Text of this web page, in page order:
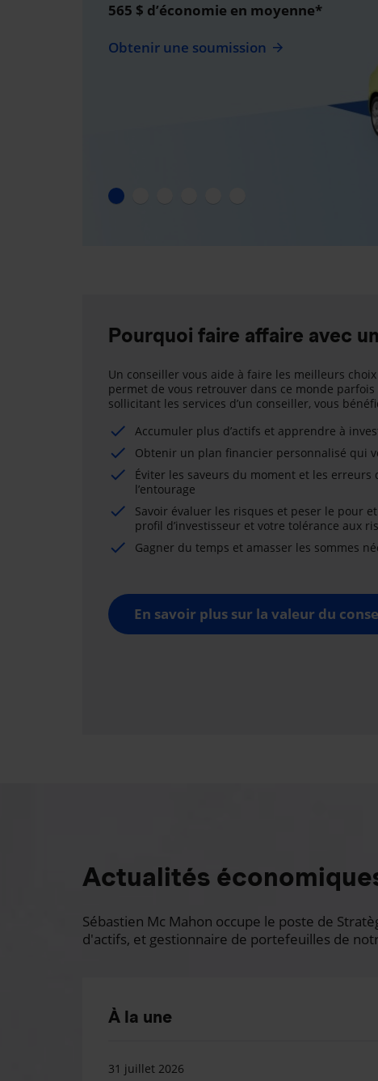
565 $ d’économie en moyenne*
Obtenir une soumission
Pourquoi faire affaire avec
Un conseiller vous aide à faire les meilleurs
permet de vous retrouver dans ce monde
sollicitant les services d’un conseiller, vous
Accumuler plus d’actifs et apprendre à
Obtenir un plan financier personnalisé qui
Éviter les saveurs du moment et les erreurs
l’entourage
Savoir évaluer les risques et peser le pour
profil d’investisseur et votre tolérance aux
Gagner du temps et amasser les sommes
En savoir plus sur la valeur du
Actualités
Sébastien Mc Mahon occupe le poste de
d'actifs, et gestionnaire de portefeuilles de
À la une
31 juillet 2026